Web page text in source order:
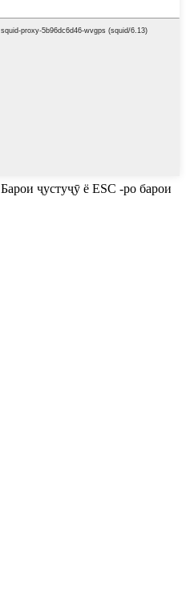
Барои ҷустуҷӯ ё ESC -ро барои